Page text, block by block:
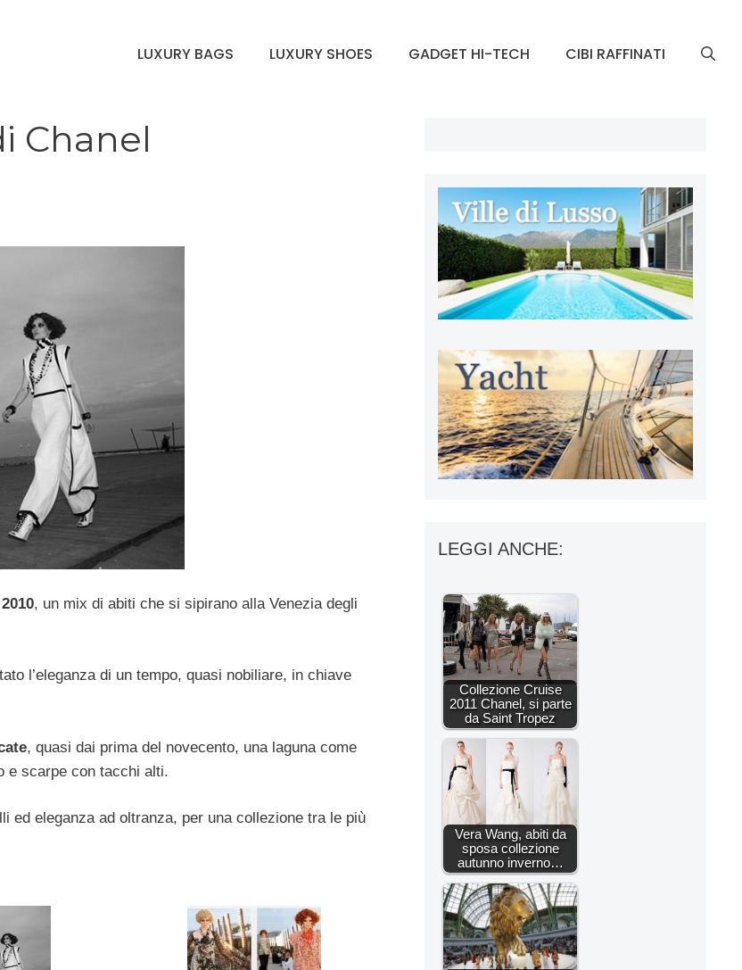
LUXURY BAGS LUXURY SHOES GADGET HI-TECH CIBI RAFFINATI
Chanel
, un mix di abiti che si sipirano alla Venezia degli
l’eleganza di un tempo, quasi nobiliare, in chiave
, quasi dai prima del novecento, una laguna come
e scarpe con tacchi alti.
ed eleganza ad oltranza, per una collezione tra le più
LEGGI ANCHE:
Collezione Cruise
2011 Chanel, si parte
da Saint Tropez
Vera Wang, abiti da
sposa collezione
autunno inverno…